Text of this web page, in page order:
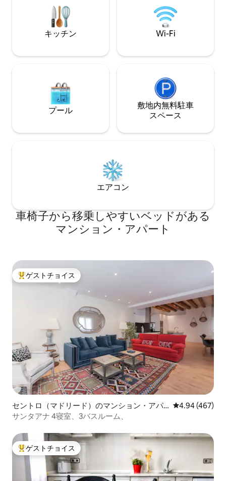
彩に包まれた夕日と朝日を眺めながら、
魅惑的な魔法のような体験を味わってく
のある雰囲気を演出します。 機能的な空
ーでのくつろぎの時間を提供します。 こ
のロフトは、ロマンチックな休暇、ビジ
ネス旅行、またはお子様連れの旅行に最
適です。 ブランコは大人気です！ この素
ャンスをお見逃しなく！ ロフトの設備：
称光ファイバーで、常に接続したままで
- 上階に160x200 cmのクイーンベッドを
ベッド1台（135x200）。 - リビングルー
ムに135x200cmのソファーベッド1台、お
子様に最適。 - 赤ちゃん用ベビーベッド 1
台（すべての寝具付き）。 -
Uber または Cabify で 5 ユーロ。 -バスは
LOFTのすぐ外にあります。両方の通りに
あります。 -イスラ・グラシオサ通り：
Alsa 152番、161番。 - パセオ エウロパ：
ズの民間テレビの俳優や女優がよく通る
エリアで、ロフトは撮影セットの真向か
いにあります。 キッチン： ロフトには、
調理器具、清掃用品、洗剤など、調理に
必要なものがすべて揃っています。 美味
しいコーヒーを楽しむためのコーヒーメ
ーカーもあります。 バスルームとリネン
類： タオル、シーツ、シャンプー、バス
ジェルなどが用意されており、温かみの
ーテインメント： ネットフリックスとす
べてのチャンネルにアクセスできるスマ
る好みに合わせたエンターテイメントオ
プションを保証します。 快適さとプライ
バシー： リモコンで操作できる自動不透
明ブラインドで、使いやすさとプライバ
シーを提供します。 冷暖房。
の 1 室は専用バス
寝室には暖房とエ
はシーリングファ
と2人掛けのソフ
ルームの快適な
す。キッチンには
が完備されています。 料金には
まれます。 イン
具、 ジェル/シャ
清掃、 エアコン/暖房。 **新型
ルス対策プロト
40 ユーロ。 チェ
です。ただし、
により変更が可能
て、空室状況によ
は禁止されてい
されます。紛失
った鍵 1 セット
発生します。
キッチン Wi-Fi
プール
敷地内無料駐⁠車
ス⁠ペ⁠ー⁠ス
エアコン
車椅子から移乗しやすいベッドがある
マンション・アパート
大好評のゲストチョイスです。
ゲストチョイス
セントロ（マドリード）のマンション・アパ
ート
レビュー467
4.94 (467)
サンタアナ 4寝室、3バスルーム、
大好評のゲストチョイスです。
ゲストチョイス